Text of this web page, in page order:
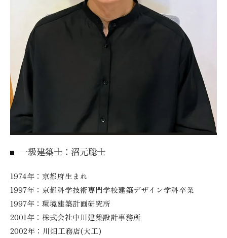
一級建築士：沼元聡士
1974年：京都府生まれ
1997年：京都科学技術専門学校建築デザイン学科卒業
1997年：環境建築計画研究所
2001年：株式会社中川建築設計事務所
2002年：川畑工務店(大工)